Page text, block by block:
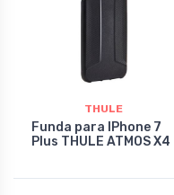
THULE
Funda para IPhone 7
Plus THULE ATMOS X4